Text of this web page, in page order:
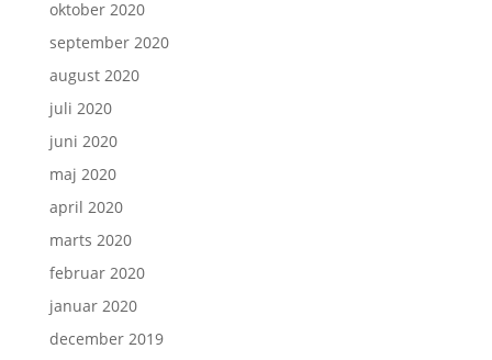
oktober 2020
september 2020
august 2020
juli 2020
juni 2020
maj 2020
april 2020
marts 2020
februar 2020
januar 2020
december 2019